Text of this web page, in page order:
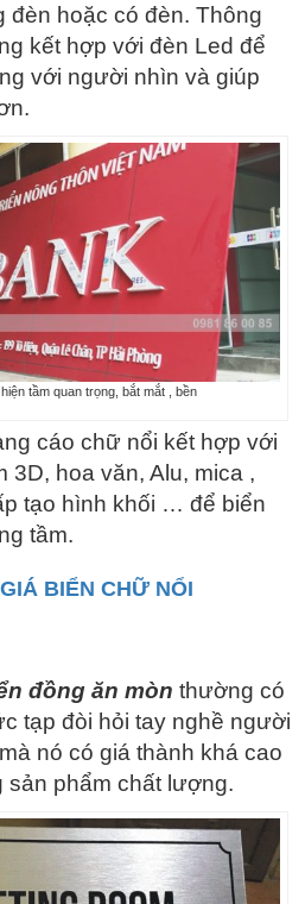
đèn hoặc có đèn. Thông
kết hợp với đèn Led để
với người nhìn và giúp
tầm quan trọng, bắt mắt , bền
cáo chữ nổi kết hợp với
3D, hoa văn, Alu, mica ,
tạo hình khối … để biển
tầm.
BIỂN CHỮ NỔI
đồng ăn mòn thường có
tạp đòi hỏi tay nghề người
nó có giá thành khá cao
sản phẩm chất lượng.